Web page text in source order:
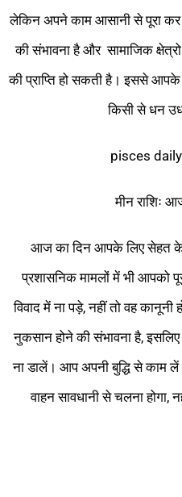
लेकिन अपने काम आसानी से पूरा
की संभावना है और सामाजिक
की प्राप्ति हो सकती है। इससे
किसी से धन
pisces
मीन राशिः
आज का दिन आपके लिए सेहत के
प्रशासनिक मामलों में भी आपको
विवाद में ना पड़े, नहीं तो वह
नुकसान होने की संभावना है, इसलिए
ना डालें। आप अपनी बुद्धि से काम
वाहन सावधानी से चलना होगा,